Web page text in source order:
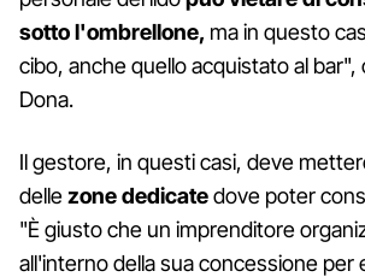
sotto l'ombrellone, ma in questo
cibo, anche quello acquistato al bar",
Dona.
Il gestore, in questi casi, deve
dellezone dedicatedove poter
"È giusto che un imprenditore
all'interno della sua concessione per